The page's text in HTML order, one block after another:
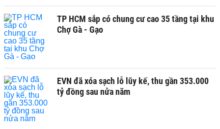
TP HCM sắp có chung cư cao 35 tầng tại khu
Chợ Gà - Gạo
EVN đã xóa sạch lỗ lũy kế, thu gần 353.000
tỷ đồng sau nửa năm